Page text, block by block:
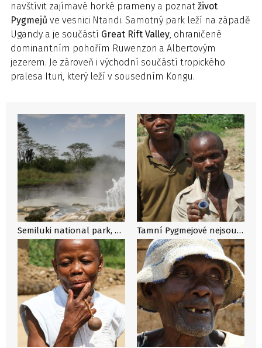
navštívit zajímavé horké prameny a poznat život
Pygmejů ve vesnici Ntandi. Samotný park leží na západě
Ugandy a je součástí Great Rift Valley, ohraničené
dominantním pohořím Ruwenzori a Albertovým
jezerem. Je zároveň i východní součástí tropického
pralesa Ituri, který leží v sousedním Kongu.
Semiluki national park, aneb není Pygmej jako Pygmej Tamní Pygmejové nejsou takový, jak je známe z dokumentů, Uganda